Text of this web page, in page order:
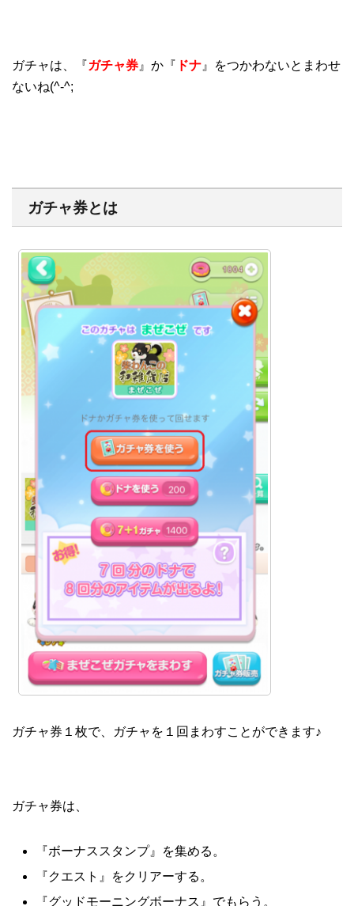
ガチャは、『ガチャ券 』か『 ドナ 』をつかわないとまわせ
ないね(^-^;
ガチャ券とは
ガチャ券１枚で、ガチャを１回まわすことができます♪
ガチャ券は、
『ボーナススタンプ』を集める。
『クエスト』をクリアーする。
『グッドモーニングボーナス』でもらう。